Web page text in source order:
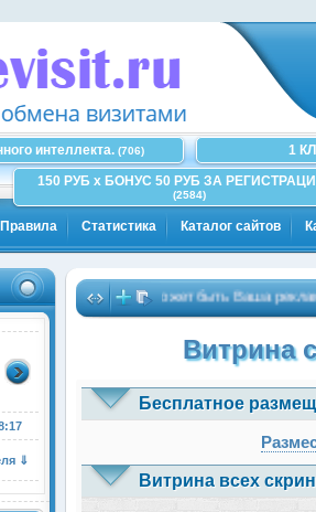
интеллекта. (706)
1
150 РУБ x БОНУС 50 РУБ ЗА
(2584)
Правила Статистика Каталог сайтов
⇓
Здесь может быть Ваша рекламная
Витрина
Бесплатное
Витрина всех